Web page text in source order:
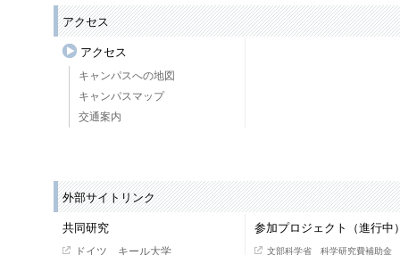
アクセス
アクセス
キャンパスへの地図
キャンパスマップ
交通案内
外部サイトリンク
共同研究
ドイツ キール大学
参加プロジェクト（進行中
文部科学省 科学研究費補助金